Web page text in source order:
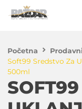
Početna
Soft99 Sredstvo Za
500ml